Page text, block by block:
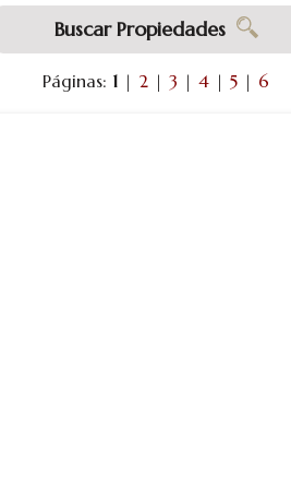
Buscar Propiedades
Páginas: 1 | 2 | 3 | 4 | 5 | 6